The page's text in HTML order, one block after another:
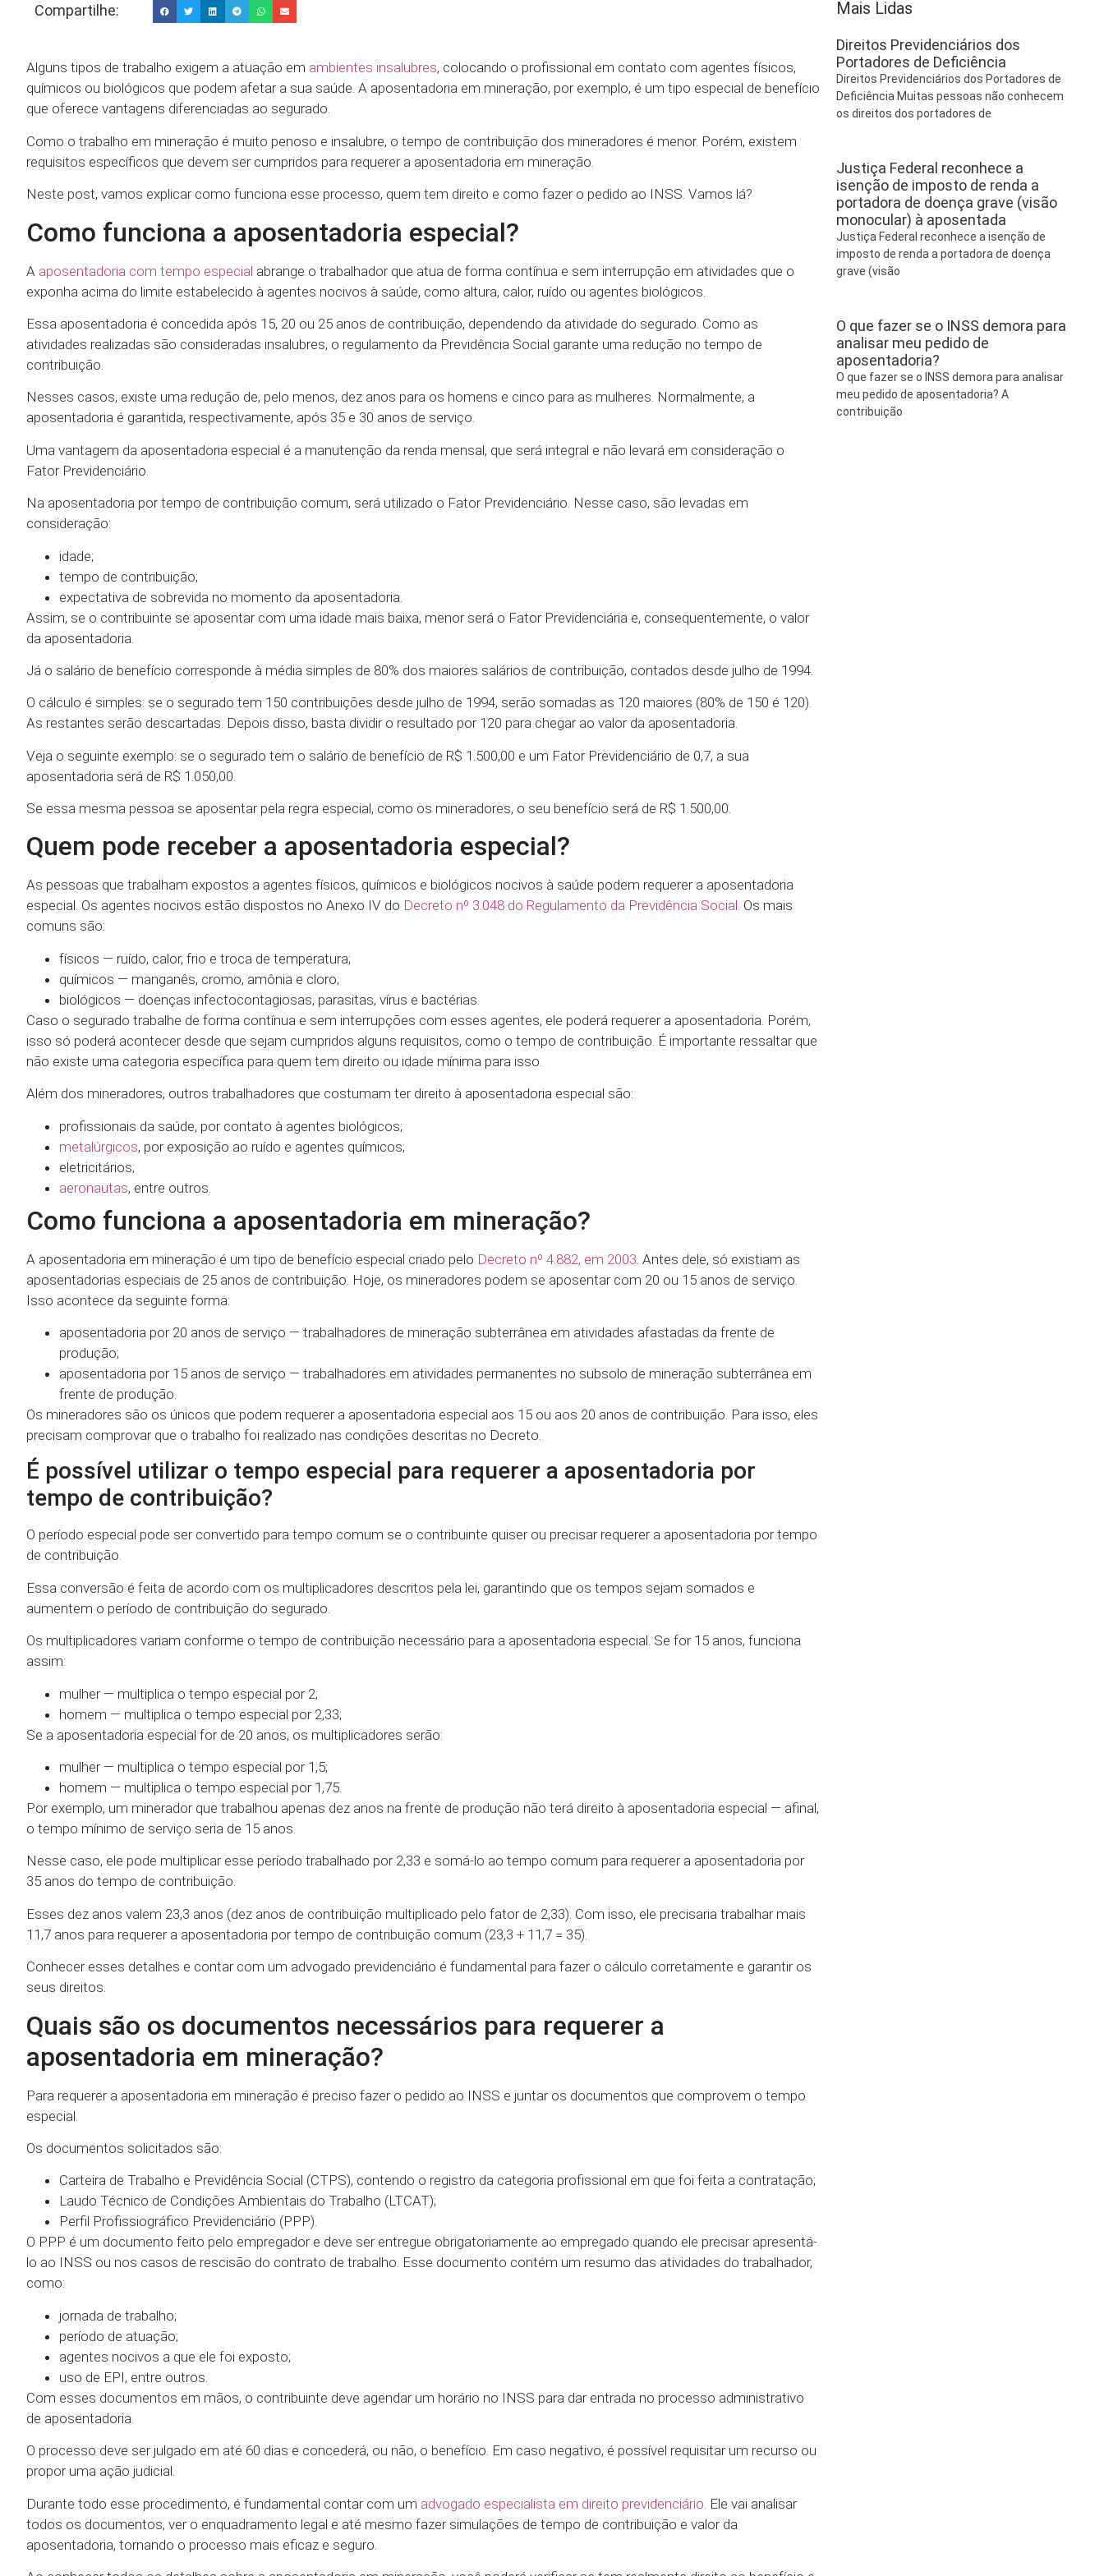
Compartilhe:
Alguns tipos de trabalho exigem a atuação em ambientes insalubres, colocando o profissional em contato com agentes físicos,
químicos ou biológicos que podem afetar a sua saúde. A aposentadoria em mineração, por exemplo, é um tipo especial de benefício
que oferece vantagens diferenciadas ao segurado.
Como o trabalho em mineração é muito penoso e insalubre, o tempo de contribuição dos mineradores é menor. Porém, existem
requisitos específicos que devem ser cumpridos para requerer a aposentadoria em mineração.
Neste post, vamos explicar como funciona esse processo, quem tem direito e como fazer o pedido ao INSS. Vamos lá?
Como funciona a aposentadoria especial?
A aposentadoria com tempo especial abrange o trabalhador que atua de forma contínua e sem interrupção em atividades que o
exponha acima do limite estabelecido à agentes nocivos à saúde, como altura, calor, ruído ou agentes biológicos.
Essa aposentadoria é concedida após 15, 20 ou 25 anos de contribuição, dependendo da atividade do segurado. Como as
atividades realizadas são consideradas insalubres, o regulamento da Previdência Social garante uma redução no tempo de
contribuição.
Nesses casos, existe uma redução de, pelo menos, dez anos para os homens e cinco para as mulheres. Normalmente, a
aposentadoria é garantida, respectivamente, após 35 e 30 anos de serviço.
Uma vantagem da aposentadoria especial é a manutenção da renda mensal, que será integral e não levará em consideração o
Fator Previdenciário.
Na aposentadoria por tempo de contribuição comum, será utilizado o Fator Previdenciário. Nesse caso, são levadas em
consideração:
idade;
tempo de contribuição;
expectativa de sobrevida no momento da aposentadoria.
Assim, se o contribuinte se aposentar com uma idade mais baixa, menor será o Fator Previdenciária e, consequentemente, o valor
da aposentadoria.
Já o salário de benefício corresponde à média simples de 80% dos maiores salários de contribuição, contados desde julho de 1994.
O cálculo é simples: se o segurado tem 150 contribuições desde julho de 1994, serão somadas as 120 maiores (80% de 150 é 120).
As restantes serão descartadas. Depois disso, basta dividir o resultado por 120 para chegar ao valor da aposentadoria.
Veja o seguinte exemplo: se o segurado tem o salário de benefício de R$ 1.500,00 e um Fator Previdenciário de 0,7, a sua
aposentadoria será de R$ 1.050,00.
Se essa mesma pessoa se aposentar pela regra especial, como os mineradores, o seu benefício será de R$ 1.500,00.
Quem pode receber a aposentadoria especial?
As pessoas que trabalham expostos a agentes físicos, químicos e biológicos nocivos à saúde podem requerer a aposentadoria
especial. Os agentes nocivos estão dispostos no Anexo IV do Decreto nº 3.048 do Regulamento da Previdência Social. Os mais
comuns são:
físicos — ruído, calor, frio e troca de temperatura;
químicos — manganês, cromo, amônia e cloro;
biológicos — doenças infectocontagiosas, parasitas, vírus e bactérias.
Caso o segurado trabalhe de forma contínua e sem interrupções com esses agentes, ele poderá requerer a aposentadoria. Porém,
isso só poderá acontecer desde que sejam cumpridos alguns requisitos, como o tempo de contribuição. É importante ressaltar que
não existe uma categoria específica para quem tem direito ou idade mínima para isso.
Além dos mineradores, outros trabalhadores que costumam ter direito à aposentadoria especial são:
profissionais da saúde, por contato à agentes biológicos;
metalúrgicos, por exposição ao ruído e agentes químicos;
eletricitários;
aeronautas, entre outros.
Como funciona a aposentadoria em mineração?
A aposentadoria em mineração é um tipo de benefício especial criado pelo Decreto nº 4.882, em 2003 . Antes dele, só existiam as
aposentadorias especiais de 25 anos de contribuição. Hoje, os mineradores podem se aposentar com 20 ou 15 anos de serviço.
Isso acontece da seguinte forma:
aposentadoria por 20 anos de serviço — trabalhadores de mineração subterrânea em atividades afastadas da frente de
produção;
aposentadoria por 15 anos de serviço — trabalhadores em atividades permanentes no subsolo de mineração subterrânea em
frente de produção.
Os mineradores são os únicos que podem requerer a aposentadoria especial aos 15 ou aos 20 anos de contribuição. Para isso, eles
precisam comprovar que o trabalho foi realizado nas condições descritas no Decreto.
É possível utilizar o tempo especial para requerer a aposentadoria por
tempo de contribuição?
O período especial pode ser convertido para tempo comum se o contribuinte quiser ou precisar requerer a aposentadoria por tempo
de contribuição.
Essa conversão é feita de acordo com os multiplicadores descritos pela lei, garantindo que os tempos sejam somados e
aumentem o período de contribuição do segurado.
Os multiplicadores variam conforme o tempo de contribuição necessário para a aposentadoria especial. Se for 15 anos, funciona
assim:
mulher — multiplica o tempo especial por 2;
homem — multiplica o tempo especial por 2,33;
Se a aposentadoria especial for de 20 anos, os multiplicadores serão:
mulher — multiplica o tempo especial por 1,5;
homem — multiplica o tempo especial por 1,75.
Por exemplo, um minerador que trabalhou apenas dez anos na frente de produção não terá direito à aposentadoria especial — afinal,
o tempo mínimo de serviço seria de 15 anos.
Nesse caso, ele pode multiplicar esse período trabalhado por 2,33 e somá-lo ao tempo comum para requerer a aposentadoria por
35 anos do tempo de contribuição.
Esses dez anos valem 23,3 anos (dez anos de contribuição multiplicado pelo fator de 2,33). Com isso, ele precisaria trabalhar mais
11,7 anos para requerer a aposentadoria por tempo de contribuição comum (23,3 + 11,7 = 35).
Conhecer esses detalhes e contar com um advogado previdenciário é fundamental para fazer o cálculo corretamente e garantir os
seus direitos.
Quais são os documentos necessários para requerer a
aposentadoria em mineração?
Para requerer a aposentadoria em mineração é preciso fazer o pedido ao INSS e juntar os documentos que comprovem o tempo
especial.
Os documentos solicitados são:
Carteira de Trabalho e Previdência Social (CTPS), contendo o registro da categoria profissional em que foi feita a contratação;
Laudo Técnico de Condições Ambientais do Trabalho (LTCAT);
Perfil Profissiográfico Previdenciário (PPP).
O PPP é um documento feito pelo empregador e deve ser entregue obrigatoriamente ao empregado quando ele precisar apresentá-
lo ao INSS ou nos casos de rescisão do contrato de trabalho. Esse documento contém um resumo das atividades do trabalhador,
como:
jornada de trabalho;
período de atuação;
agentes nocivos a que ele foi exposto;
uso de EPI, entre outros.
Com esses documentos em mãos, o contribuinte deve agendar um horário no INSS para dar entrada no processo administrativo
de aposentadoria.
O processo deve ser julgado em até 60 dias e concederá, ou não, o benefício. Em caso negativo, é possível requisitar um recurso ou
propor uma ação judicial.
Durante todo esse procedimento, é fundamental contar com um advogado especialista em direito previdenciário . Ele vai analisar
todos os documentos, ver o enquadramento legal e até mesmo fazer simulações de tempo de contribuição e valor da
aposentadoria, tornando o processo mais eficaz e seguro.
Mais Lidas
Direitos Previdenciários dos
Portadores de Deficiência
Direitos Previdenciários dos Portadores de
Deficiência Muitas pessoas não conhecem
os direitos dos portadores de
Justiça Federal reconhece a
isenção de imposto de renda a
portadora de doença grave (visão
monocular) à aposentada
Justiça Federal reconhece a isenção de
imposto de renda a portadora de doença
grave (visão
O que fazer se o INSS demora para
analisar meu pedido de
aposentadoria?
O que fazer se o INSS demora para analisar
meu pedido de aposentadoria? A
contribuição